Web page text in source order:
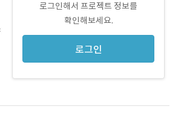
로그인해서 프로젝트 정보를
확인해보세요.
로그인